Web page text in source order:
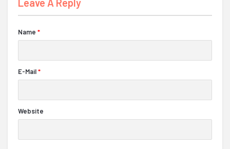
Leave A Reply
Name *
E-Mail*
Website